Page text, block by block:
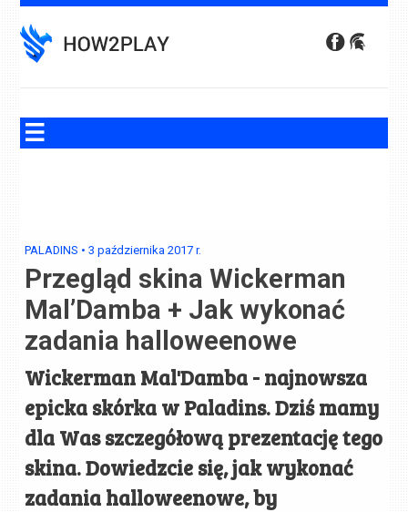
to
content
PALADINS •3 października 2017 r.
Przegląd skina Wickerman
Mal’Damba + Jak wykonać
zadania halloweenowe
Wickerman Mal'Damba - najnowsza
epicka skórka w Paladins. Dziś mamy
dla Was szczegółową prezentację tego
skina. Dowiedzcie się, jak wykonać
zadania halloweenowe, by